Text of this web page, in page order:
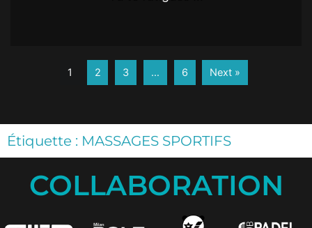
1 2 3 … 6 Next »
Étiquette : MASSAGES SPORTIFS
COLLABORATION